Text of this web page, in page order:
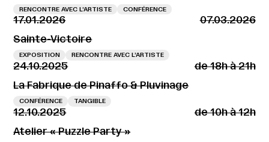
RENCONTRE AVEC L’ARTISTE CONFÉRENCE
17.01.2026
07.03.2026
Sainte-Victoire
EXPOSITION RENCONTRE AVEC L’ARTISTE
24.10.2025
de 18h à 21h
La Fabrique de Pinaffo & Pluvinage
CONFÉRENCE TANGIBLE
12.10.2025
de 10h à 12h
Atelier « Puzzle Party »